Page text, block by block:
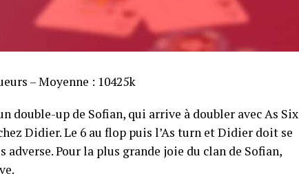
– Moyenne : 10425k
double-up de Sofian, qui arrive à doubler avec As Six
Didier. Le 6 au flop puis l’As turn et Didier doit se
Pour la plus grande joie du clan de Sofian,